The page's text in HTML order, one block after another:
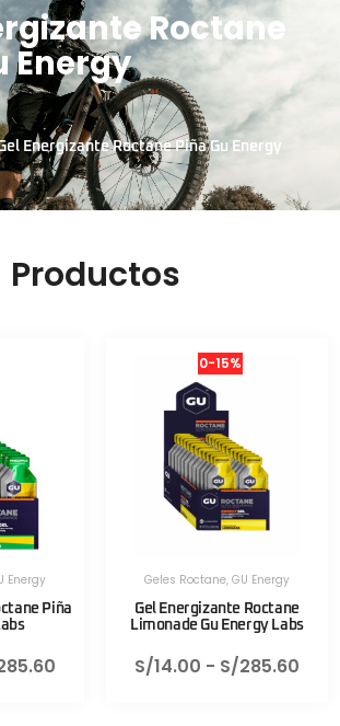
Roctane
Energy
Energizante Roctane Piña Gu Energy
Productos
Energy
Piña
0-15%
Geles Roctane, GU Energy
Gel Energizante Roctane
Limonade Gu Energy Labs
S/14.00 - S/285.60